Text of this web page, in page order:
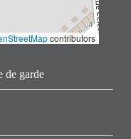
contributors
de garde